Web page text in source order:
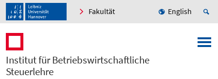
Fakultät English
Institut für Betriebswirtschaftliche
Steuerlehre